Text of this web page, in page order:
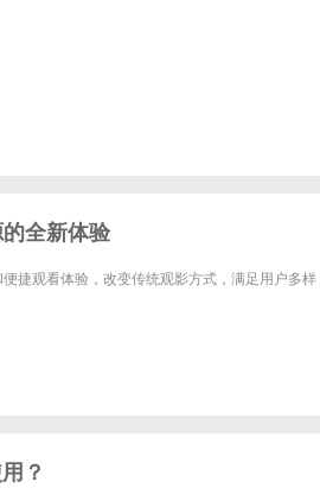
全新体验
捷观看体验，改变传统观影方式，满足用户多样
？